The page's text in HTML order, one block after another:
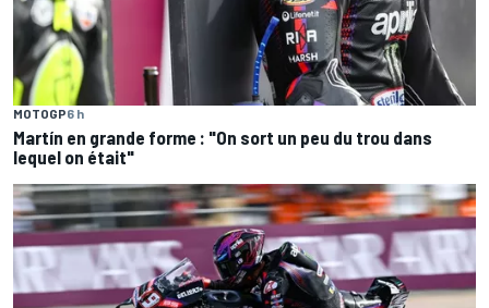
MOTOGP6 h
Martín en grande forme : "On sort un peu du trou dans
lequel on était"